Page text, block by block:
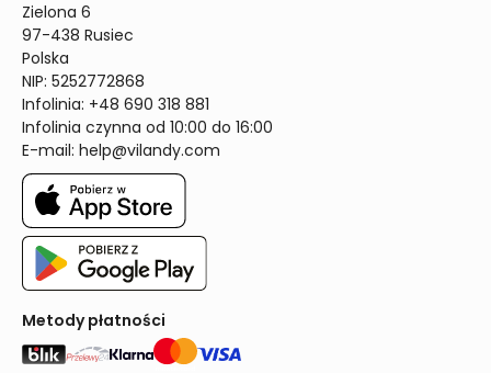
Zielona 6
97-438 Rusiec
Polska
NIP: 5252772868
Infolinia: +48 690 318 881
Infolinia czynna od 10:00 do 16:00
E-mail: help@vilandy.com
Metody płatności